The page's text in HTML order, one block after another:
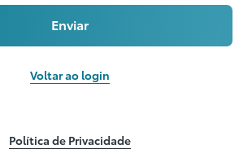
Enviar
Voltar ao login
Política de Privacidade